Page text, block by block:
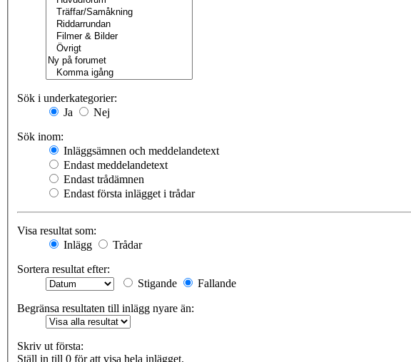
Sök i underkategorier:
Ja
Nej
Sök inom:
Inläggsämnen och meddelandetext
Endast meddelandetext
Endast trådämnen
Endast första inlägget i trådar
Visa resultat som:
Inlägg
Trådar
Sortera resultat efter:
Stigande
Fallande
Begränsa resultaten till inlägg nyare än:
Skriv ut första:
Ställ in till 0 för att visa hela inlägget.